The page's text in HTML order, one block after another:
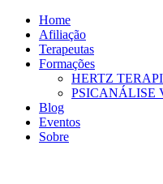
Home
Afiliação
Terapeutas
Formações
HERTZ
PSICANÁLISE
Blog
Eventos
Sobre